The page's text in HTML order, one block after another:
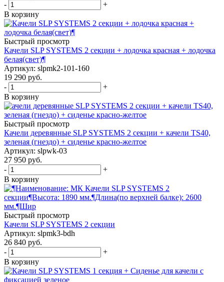
-
+
В корзину
Быстрый просмотр
Качели SLP SYSTEMS 2 секции + лодочка красная + лодочка
белая(свет)¶
Артикул: slpmk2-101-160
19 290 руб.
-
+
В корзину
Быстрый просмотр
Качели деревянные SLP SYSTEMS 2 секции + качели TS40,
зеленая (гнездо) + сиденье красно-желтое
Артикул: slpwk-03
27 950 руб.
-
+
В корзину
Быстрый просмотр
Качели SLP SYSTEMS 2 секции
Артикул: slpmk3-bdh
26 840 руб.
-
+
В корзину